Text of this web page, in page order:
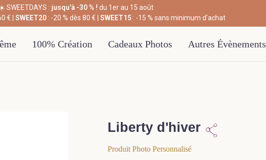
SWEETDAYS : jusqu'à -30 % ! du 1er au 15 août
€ | SWEET20 : -20 % dès 80 € | SWEET15 : -15 % sans minimum d'achat
100% Création Cadeaux Photos Autres Évènements
Liberty d'hiver
Produit Photo Personnalisé